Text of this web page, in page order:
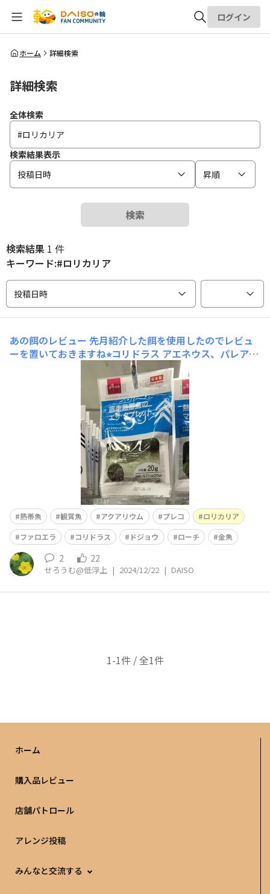
全体検索
ログイン
ホーム 詳細検索
詳細検索
全体検索
検索結果表示
投稿日時
昇順
検索
検索結果 1 件
キーワード:#ロリカリア
投稿日時
あの餌のレビュー 先月紹介した餌を使用したのでレビュ
ーを置いておきますね⭐︎コリドラス アエネウス、パレアタ
スまず最初に餌に寄ってきたのはコリドラス。しかし彼ら
はつつくばかりで一向に食べません（前に紹介した通り彼
らは肉食傾向が強いので草食性の餌はあまり好まない）。
クーリーローチ、ドジョウヒドジョウ、クーリーローチド
熱帯魚 観賞魚 アクアリウム プレコ
ロリカリア
ファロエラ
コリドラス ドジョウ ローチ 金魚
2 22
せろうむ@低浮上 | 2024/12/22 | DAISO
1-1件 / 全1件
ホーム
購入品レビュー
店舗パトロール
アレンジ投稿
みんなと交流する